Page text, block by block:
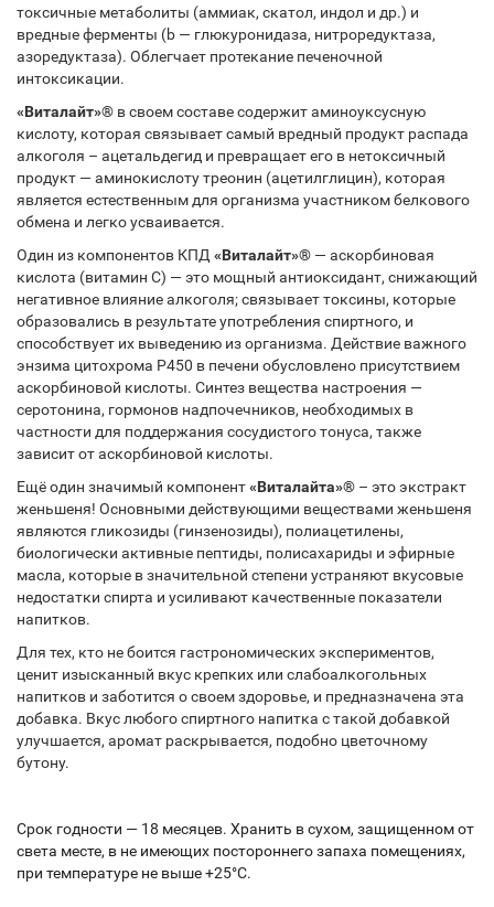
токсичные метаболиты (аммиак, скатол, индол и др.) и
вредные ферменты (b — глюкуронидаза, нитроредуктаза,
азоредуктаза). Облегчает протекание печеночной
интоксикации.
«Виталайт»® в своем составе содержит аминоуксусную
кислоту, которая связывает самый вредный продукт распада
алкоголя – ацетальдегид и превращает его в нетоксичный
продукт — аминокислоту треонин (ацетилглицин), которая
является естественным для организма участником белкового
обмена и легко усваивается.
Один из компонентов КПД «Виталайт»® — аскорбиновая
кислота (витамин C) — это мощный антиоксидант, снижающий
негативное влияние алкоголя; связывает токсины, которые
образовались в результате употребления спиртного, и
способствует их выведению из организма. Действие важного
энзима цитохрома P450 в печени обусловлено присутствием
аскорбиновой кислоты. Синтез вещества настроения —
серотонина, гормонов надпочечников, необходимых в
частности для поддержания сосудистого тонуса, также
зависит от аскорбиновой кислоты.
Ещё один значимый компонент«Виталайта»® – это экстракт
женьшеня! Основными действующими веществами женьшеня
являются гликозиды (гинзенозиды), полиацетилены,
биологически активные пептиды, полисахариды и эфирные
масла, которые в значительной степени устраняют вкусовые
недостатки спирта и усиливают качественные показатели
напитков.
Для тех, кто не боится гастрономических экспериментов,
ценит изысканный вкус крепких или слабоалкогольных
напитков и заботится о своем здоровье, и предназначена эта
добавка. Вкус любого спиртного напитка с такой добавкой
улучшается, аромат раскрывается, подобно цветочному
бутону.
Срок годности — 18 месяцев. Хранить в сухом, защищенном от
света месте, в не имеющих постороннего запаха помещениях,
при температуре не выше +25°С.